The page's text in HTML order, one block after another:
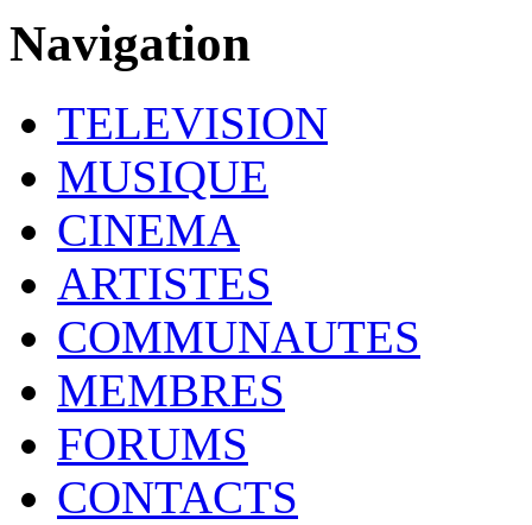
Navigation
TELEVISION
MUSIQUE
CINEMA
ARTISTES
COMMUNAUTES
MEMBRES
FORUMS
CONTACTS